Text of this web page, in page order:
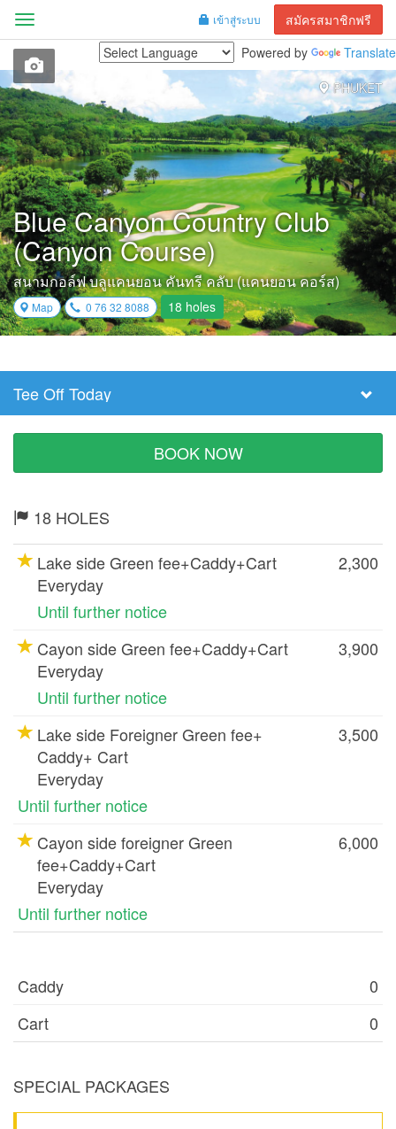
เข้าสู่ระบบ สมัครสมาชิกฟรี
Menu
Powered by
Translate
PHUKET
Blue Canyon Country Club
(Canyon Course)
สนามกอล์ฟ บลูแคนยอน คันทรี คลับ (แคนยอน คอร์ส)
Map 0 76 32 8088 18 holes
Select
Tee
Time
Tee Off Today
BOOK NOW
18 HOLES
Lake side Green fee+Caddy+Cart
Everyday
Until further notice
2,300
Cayon side Green fee+Caddy+Cart
Everyday
Until further notice
3,900
Lake side Foreigner Green fee+
Caddy+ Cart
Everyday
Until further notice
3,500
Cayon side foreigner Green
fee+Caddy+Cart
Everyday
Until further notice
6,000
Caddy
0
Cart
0
SPECIAL PACKAGES